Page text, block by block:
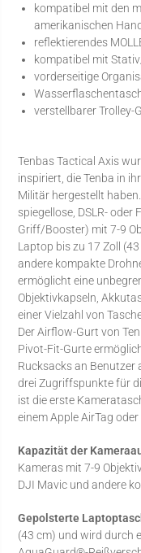
kompatibel mit den
amerikanischen
reflektierendes
kompatibel mit
vorderseitige
verstellbarer
Tenbas Tactical Axis
inspiriert, die Tenba in
Militär hergestellt
spiegellose, DSLR-
Griff/Booster) mit 7-9
Laptop bis zu 17 Zoll
andere kompakte
ermöglicht eine
Objektivkapseln,
einer Vielzahl von
Der Airflow-Gurt von
Pivot-Fit-Gurte
Rucksacks an Benutzer
drei Zugriffspunkte für
ist die erste
einem Apple AirTag
Kapazität der
Kameras mit 7-9
DJI Mavic und andere
Gepolsterte
(43 cm) und wird durch